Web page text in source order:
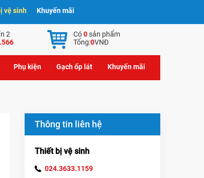
vệ sinh Khuyến mãi
2
Có0sản phẩm
Tổng:0VNĐ
Phụ kiện Gạch ốp lát Khuyến mãi
Thông tin liên hệ
Thiết bị vệ sinh
024.3633.1159